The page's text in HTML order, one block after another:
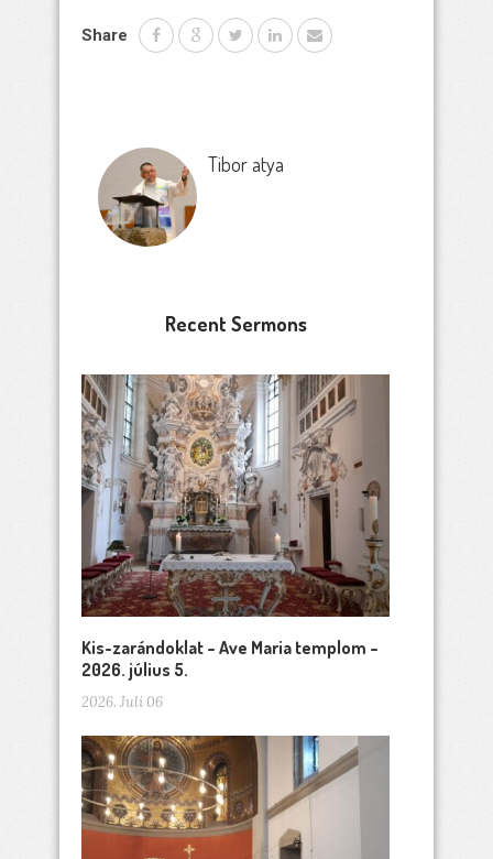
Share
Tibor atya
Recent Sermons
Kis-zarándoklat – Ave Maria templom –
2026. július 5.
2026. Juli 06